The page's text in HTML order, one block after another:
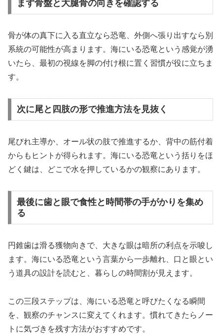
まず骨盤と大腿骨の向きを確認する
骨が体の真下に入る直立なら恐竜、外側へ張り出すなら別
系統の可能性が高まります。海にいる恐竜という感覚が湧
いたら、最初の視線を脚の付け根に置く習慣が役に立ちま
す。
次に尾と四肢の形で推進方法を見抜く
尾びれ主導か、オール状の肢で推進するか、背中の筋付着
からもヒントが得られます。海にいる恐竜という括りをほ
どく鍵は、どこで水を押しているかの観察にあります。
最後に歯と眼で食性と時間帯の手がかりを集め
る
円錐歯は滑る獲物向きで、大きな眼は暗所の利点を示唆し
ます。海にいる恐竜という言葉から一歩離れ、口と眼とい
う道具の設計を読むと、暮らしの時間割が見えます。
この三段ステップは、海にいる恐竜と呼びたくなる瞬間
を、観察のチャンスに変えてくれます。慣れてきたらノー
トに気づきを残す方法がおすすめです。